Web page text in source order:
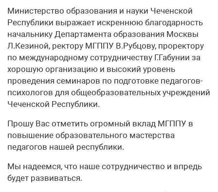
Министерство образования и науки Чеченской
Республики выражает искреннюю благодарность
начальнику Департамента образования Москвы
Л.Кезиной, ректору МГППУ В.Рубцову, проректору
по международному сотрудничеству Г.Габунии за
хорошую организацию и высокий уровень
проведения семинаров по подготовке педагогов-
психологов для общеобразовательных учреждений
Чеченской Республики.
Прошу Вас отметить огромный вклад МГППУ в
повышение образовательного мастерства
педагогов нашей республики.
Мы надеемся, что наше сотрудничество и впредь
будет развиваться.